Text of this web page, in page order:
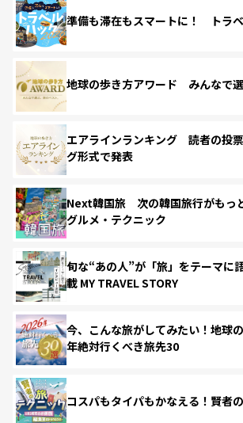
準備も滞在もスマートに！ トラ
地球の歩き方アワード みんなで選
エアラインランキング 読者の投
グ形式で発表
Next韓国旅 次の韓国旅行がもっ
グルメ・テクニック
旬な“あの人”が「旅」をテーマに
載 MY TRAVEL STORY
今、こんな旅がしてみたい！地球
年絶対行くべき旅先30
コスパもタイパもかなえる！賢者